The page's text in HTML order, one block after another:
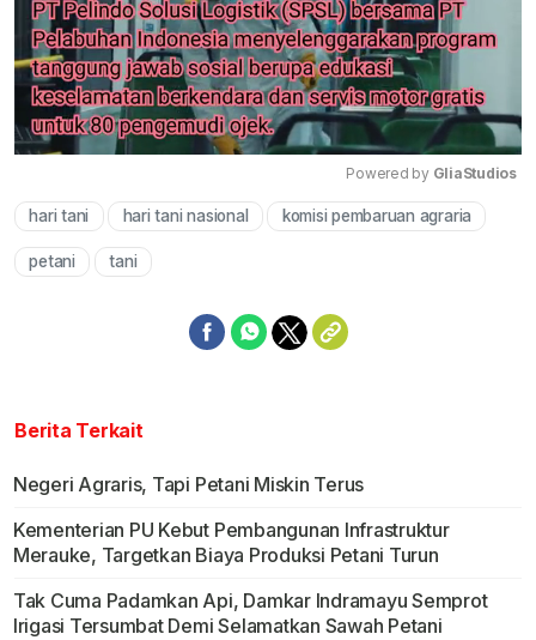
Mute
Powered by GliaStudios
hari tani hari tani nasional komisi pembaruan agraria
petani tani
Berita Terkait
Negeri Agraris, Tapi Petani Miskin Terus
Kementerian PU Kebut Pembangunan Infrastruktur
Merauke, Targetkan Biaya Produksi Petani Turun
Tak Cuma Padamkan Api, Damkar Indramayu Semprot
Irigasi Tersumbat Demi Selamatkan Sawah Petani